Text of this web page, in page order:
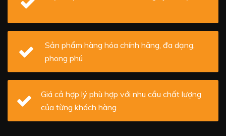
Sản phẩm hàng hóa chính hãng, đa dạng,
phong phú
Giá cả hợp lý phù hợp với nhu cầu chất lượng
của từng khách hàng